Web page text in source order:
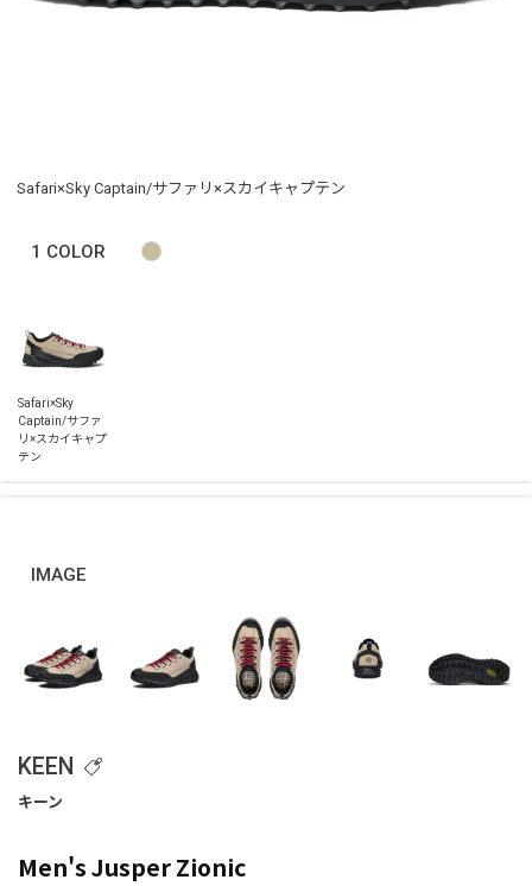
Safari×Sky Captain/サファリ×スカイキャプテン
1 COLOR
IMAGE
KEEN
Men's Jusper Zionic